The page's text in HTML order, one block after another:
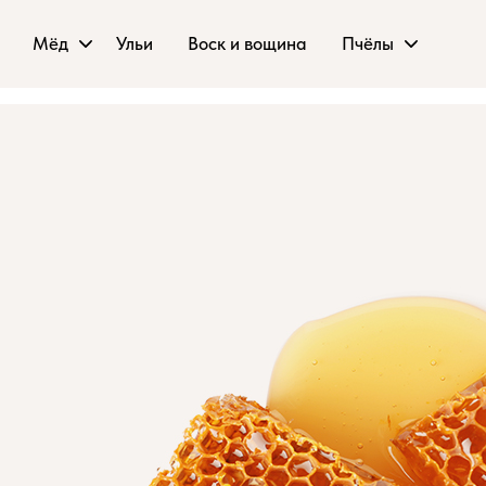
Мёд Ульи Воск и вощина Пчёлы